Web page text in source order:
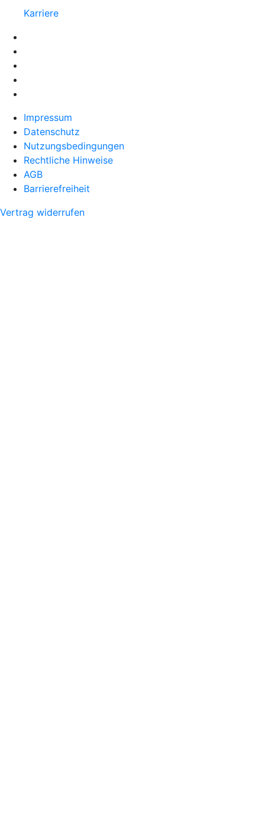
Karriere
Impressum
Datenschutz
Nutzungsbedingungen
Rechtliche Hinweise
AGB
Barrierefreiheit
Vertrag widerrufen